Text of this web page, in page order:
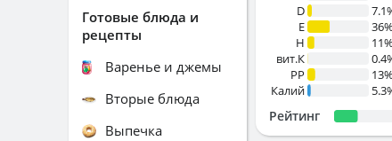
D
E
36%
H
11%
вит.К
PP
13%
Калий
Рейтинг
Готовые блюда и
рецепты
Варенье и джемы
Вторые блюда
Выпечка